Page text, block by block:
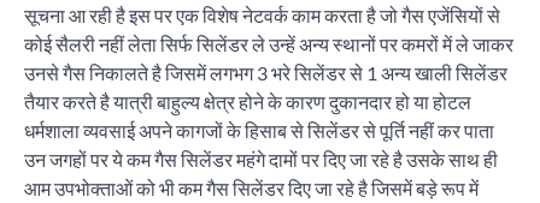
सूचना आ रही है इस पर एक विशेष नेटवर्क काम करता है जो गैस एजेंसियों से
कोई सैलरी नहीं लेता सिर्फ सिलेंडर ले उन्हें अन्य स्थानों पर कमरों में ले जाकर
उनसे गैस निकालते है जिसमें लगभग 3 भरे सिलेंडर से 1 अन्य खाली सिलेंडर
तैयार करते है यात्री बाहुल्य क्षेत्र होने के कारण दुकानदार हो या होटल
धर्मशाला व्यवसाई अपने कागजों के हिसाब से सिलेंडर से पूर्ति नहीं कर पाता
उन जगहों पर ये कम गैस सिलेंडर महंगे दामों पर दिए जा रहे है उसके साथ ही
आम उपभोक्ताओं को भी कम गैस सिलेंडर दिए जा रहे है जिसमें बड़े रूप में